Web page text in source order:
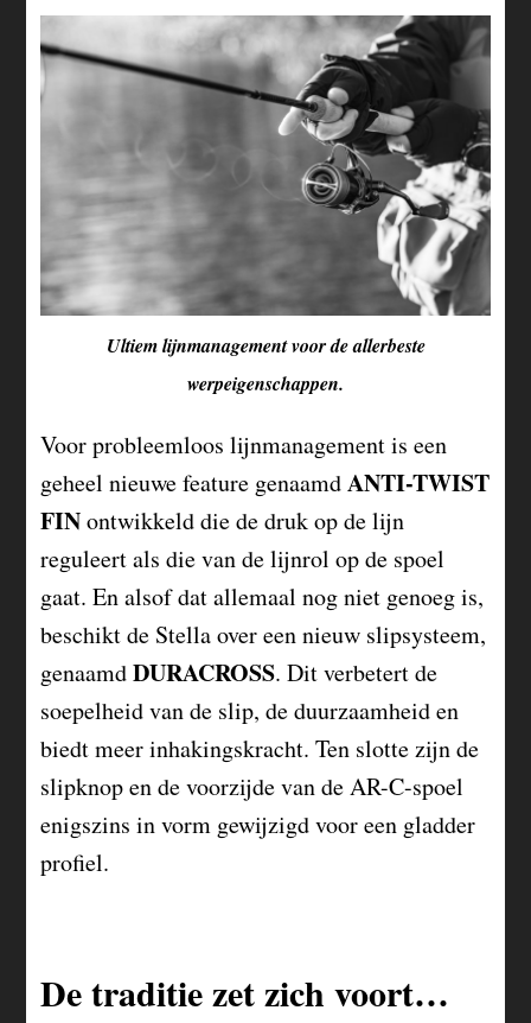
Ultiem lijnmanagement voor de allerbeste
werpeigenschappen.
Voor probleemloos lijnmanagement is een
geheel nieuwe feature genaamdANTI-TWIST
FINontwikkeld die de druk op de lijn
reguleert als die van de lijnrol op de spoel
gaat. En alsof dat allemaal nog niet genoeg is,
beschikt de Stella over een nieuw slipsysteem,
genaamdDURACROSS. Dit verbetert de
soepelheid van de slip, de duurzaamheid en
biedt meer inhakingskracht. Ten slotte zijn de
slipknop en de voorzijde van de AR-C-spoel
enigszins in vorm gewijzigd voor een gladder
profiel.
De traditie zet zich voort…